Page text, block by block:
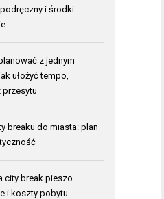
i środki
z jednym
ułożyć tempo,
breaku do miasta: plan
city break pieszo —
i koszty pobytu